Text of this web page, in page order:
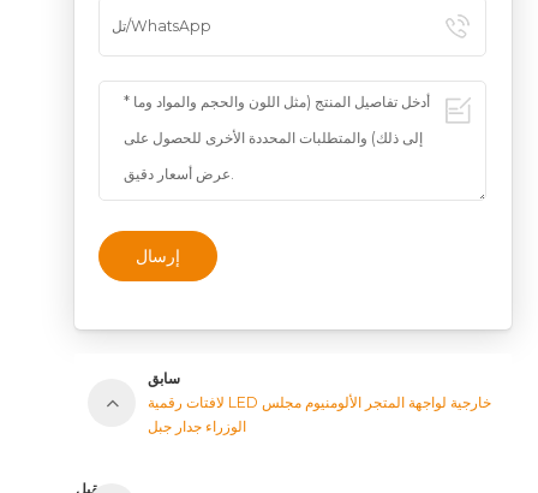
إرسال
سابق
لافتات رقمية LED خارجية لواجهة المتجر الألومنيوم مجلس
الوزراء جدار جبل
مقبل